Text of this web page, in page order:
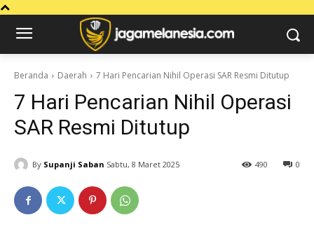
Beranda Daerah 7 Hari Pencarian Nihil Operasi SAR Resmi Ditutup
7 Hari Pencarian Nihil Operasi
SAR Resmi Ditutup
By Supanji Saban Sabtu, 8 Maret 2025 0
490